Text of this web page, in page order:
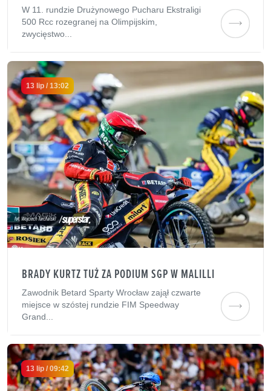
W 11. rundzie Drużynowego Pucharu Ekstraligi
500 Rcc rozegranej na Olimpijskim,
zwycięstwo...
13 lip / 13:02
BRADY KURTZ TUŻ ZA PODIUM SGP W MALILLI
Zawodnik Betard Sparty Wrocław zajął czwarte
miejsce w szóstej rundzie FIM Speedway
Grand...
13 lip / 09:42